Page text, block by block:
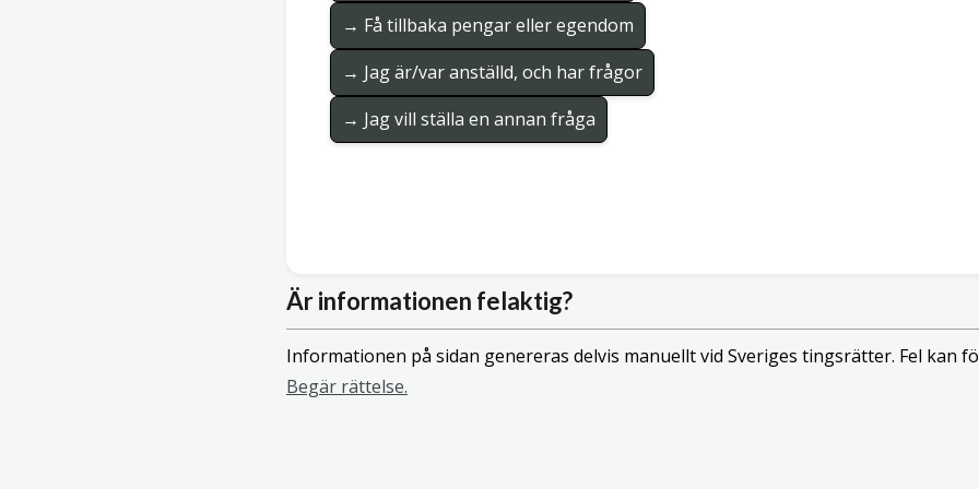
→ Få tillbaka pengar eller egendom
→ Jag är/var anställd, och har frågor
→ Jag vill ställa en annan fråga
Är informationen felaktig?
Informationen på sidan genereras delvis manuellt vid Sveriges tingsrätter. Fel kan
Begär rättelse.